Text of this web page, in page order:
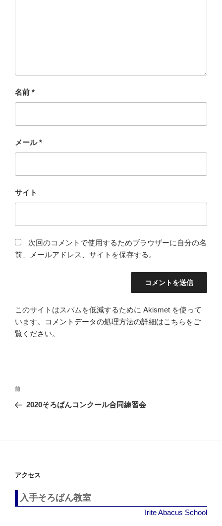
名前 *
メール*
サイト
次回のコメントで使用するためブラウザーに自分の名
前、メールアドレス、サイトを保存する。
このサイトはスパムを低減するために Akismet を使って
います。
コメントデータの処理方法の詳細はこちらをご
覧ください。
投
ナ
ョ
ン
過
去
前
2020そろばんコンクール合同練習会
アクセス
入手そろばん教室
Irite Abacus School